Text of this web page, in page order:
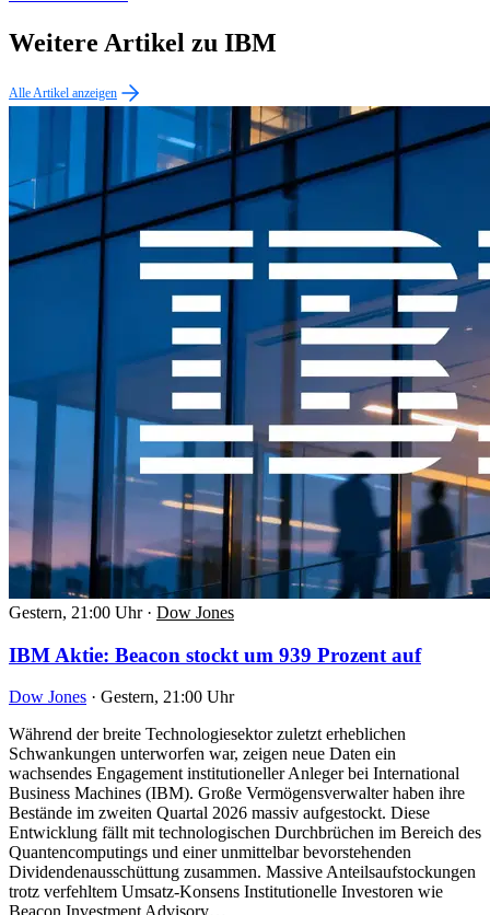
Weitere Artikel zu IBM
Alle Artikel anzeigen
Gestern, 21:00 Uhr · Dow Jones
IBM Aktie: Beacon stockt um 939 Prozent auf
Dow Jones · Gestern, 21:00 Uhr
Während der breite Technologiesektor zuletzt erheblichen
Schwankungen unterworfen war, zeigen neue Daten ein
wachsendes Engagement institutioneller Anleger bei International
Business Machines (IBM). Große Vermögensverwalter haben ihre
Bestände im zweiten Quartal 2026 massiv aufgestockt. Diese
Entwicklung fällt mit technologischen Durchbrüchen im Bereich des
Quantencomputings und einer unmittelbar bevorstehenden
Dividendenausschüttung zusammen. Massive Anteilsaufstockungen
trotz verfehltem Umsatz-Konsens Institutionelle Investoren wie